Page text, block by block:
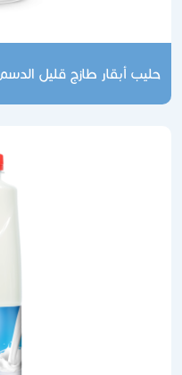
حليب أبقار طازج قليل الدسم 200 مل